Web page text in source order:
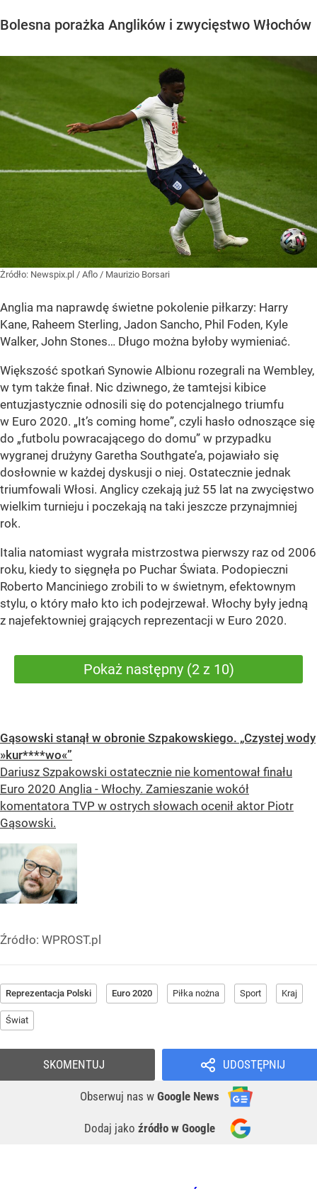
Bolesna porażka Anglików i zwycięstwo Włochów
Żródło: Newspix.pl / Aflo / Maurizio Borsari
Anglia ma naprawdę świetne pokolenie piłkarzy: Harry
Kane, Raheem Sterling, Jadon Sancho, Phil Foden, Kyle
Walker, John Stones… Długo można byłoby wymieniać.
Większość spotkań Synowie Albionu rozegrali na Wembley,
w tym także finał. Nic dziwnego, że tamtejsi kibice
entuzjastycznie odnosili się do potencjalnego triumfu
w Euro 2020. „It’s coming home”, czyli hasło odnoszące się
do „futbolu powracającego do domu” w przypadku
wygranej drużyny Garetha Southgate’a, pojawiało się
dosłownie w każdej dyskusji o niej. Ostatecznie jednak
triumfowali Włosi. Anglicy czekają już 55 lat na zwycięstwo
wielkim turnieju i poczekają na taki jeszcze przynajmniej
rok.
Italia natomiast wygrała mistrzostwa pierwszy raz od 2006
roku, kiedy to sięgnęła po Puchar Świata. Podopieczni
Roberto Manciniego zrobili to w świetnym, efektownym
stylu, o który mało kto ich podejrzewał. Włochy były jedną
z najefektowniej grających reprezentacji w Euro 2020.
Pokaż następny (2 z 10)
Gąsowski stanął w obronie Szpakowskiego. „Czystej wody
»kur****wo«”
Dariusz Szpakowski ostatecznie nie komentował finału
Euro 2020 Anglia - Włochy. Zamieszanie wokół
komentatora TVP w ostrych słowach ocenił aktor Piotr
Gąsowski.
Źródło: WPROST.pl
Reprezentacja Polski Euro 2020 Piłka nożna Sport Kraj
Świat
UDOSTĘPNIJ
Obserwuj nas w Google News
Dodaj jako źródło w Google
SKOMENTUJ